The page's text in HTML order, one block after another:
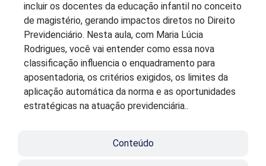
Conteúdo
incluir os docentes da educação infantil no conceito
de magistério, gerando impactos diretos no Direito
Previdenciário. Nesta aula, com Maria Lúcia
Rodrigues, você vai entender como essa nova
classificação influencia o enquadramento para
aposentadoria, os critérios exigidos, os limites da
aplicação automática da norma e as oportunidades
estratégicas na atuação previdenciária..